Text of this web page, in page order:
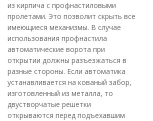
из кирпича с профнастиловыми
пролетами. Это позволит скрыть все
имеющиеся механизмы. В случае
использования профнастила
автоматические ворота при
открытии должны разъезжаться в
разные стороны. Если автоматика
устанавливается на кованый забор,
изготовленный из металла, то
двустворчатые решетки
открываются перед подъехавшим